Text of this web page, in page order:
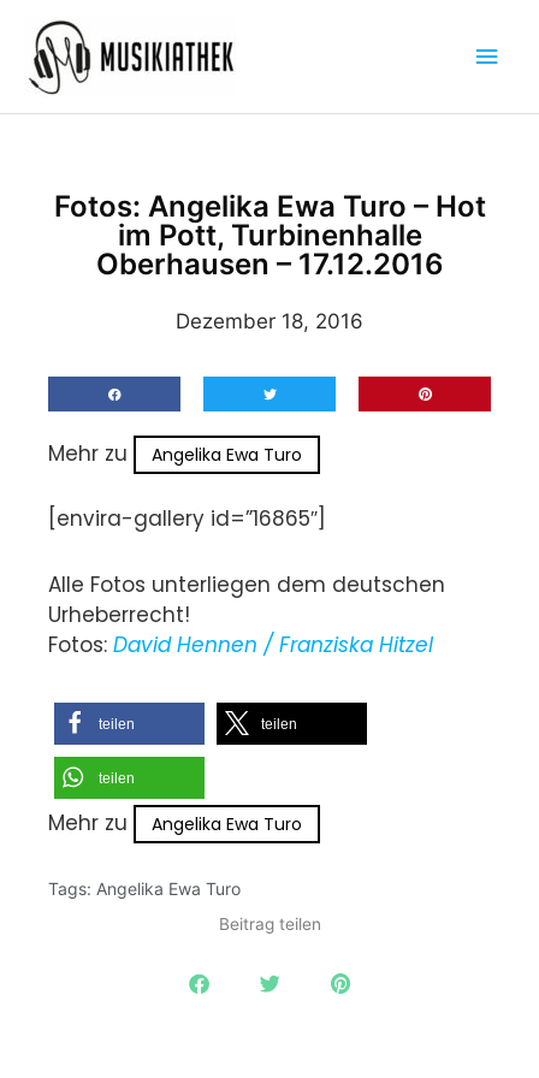
Inhalt
springen
Fotos: Angelika Ewa Turo – Hot
im Pott, Turbinenhalle
Oberhausen – 17.12.2016
Dezember 18, 2016
Mehr zu Angelika Ewa Turo
[envira-gallery id=”16865″]
Alle Fotos unterliegen dem deutschen
Urheberrecht!
Fotos: David Hennen / Franziska Hitzel
teilen teilen
teilen
Mehr zu Angelika Ewa Turo
Tags: Angelika Ewa Turo
Beitrag teilen